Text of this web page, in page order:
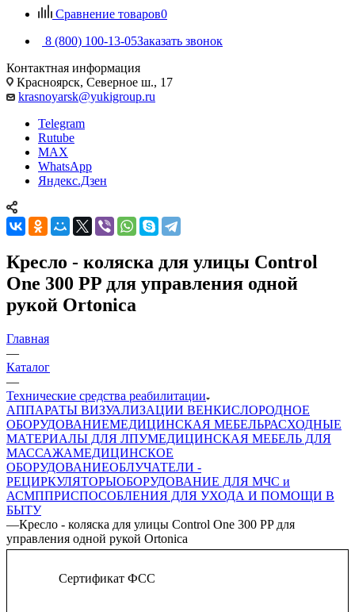
Сравнение товаров0
8 (800) 100-13-05Заказать звонок
Контактная информация
Красноярск, Северное ш., 17
krasnoyarsk@yukigroup.ru
Telegram
Rutube
MAX
WhatsApp
Яндекс.Дзен
Кресло - коляска для улицы Control
One 300 PP для управления одной
рукой Ortonica
Главная
—
Каталог
—
Технические средства реабилитации
АППАРАТЫ ВИЗУАЛИЗАЦИИ ВЕНКИСЛОРОДНОЕ
ОБОРУДОВАНИЕМЕДИЦИНСКАЯ МЕБЕЛЬРАСХОДНЫЕ
МАТЕРИАЛЫ ДЛЯ ЛПУМЕДИЦИНСКАЯ МЕБЕЛЬ ДЛЯ
МАССАЖАМЕДИЦИНСКОЕ
ОБОРУДОВАНИЕОБЛУЧАТЕЛИ -
РЕЦИРКУЛЯТОРЫОБОРУДОВАНИЕ ДЛЯ МЧС и
АСМППРИСПОСОБЛЕНИЯ ДЛЯ УХОДА И ПОМОЩИ В
БЫТУ
—Кресло - коляска для улицы Control One 300 PP для
управления одной рукой Ortonica
Сертификат ФСС